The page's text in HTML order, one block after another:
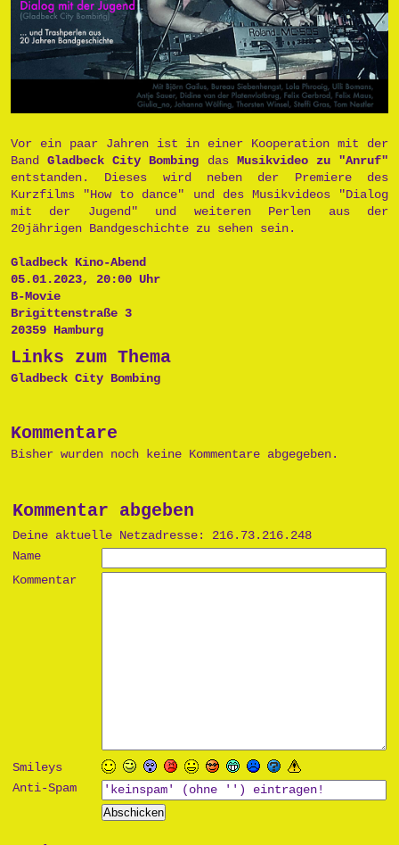
Vor ein paar Jahren ist in einer Kooperation mit der
BandGladbeck City Bombing das Musikvideo zu "Anruf"
entstanden. Dieses wird neben der Premiere des
Kurzfilms "How to dance" und des Musikvideos "Dialog
mit der Jugend" und weiteren Perlen aus der
20jährigen Bandgeschichte zu sehen sein.
Gladbeck Kino-Abend
05.01.2023, 20:00 Uhr
B-Movie
Brigittenstraße 3
20359 Hamburg
Links zum Thema
Gladbeck City Bombing
Kommentare
Bisher wurden noch keine Kommentare abgegeben.
Kommentar abgeben
Deine aktuelle Netzadresse: 216.73.216.248
Name
Kommentar
Smileys
Anti-Spam